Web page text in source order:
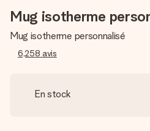
Mug isotherme
Mug isotherme personnalisé
6,258 avis
En stock